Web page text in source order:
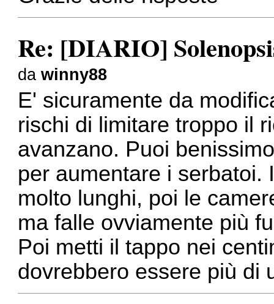
Re: [DIARIO]
dawinny88
E' sicuramente da
rischi di limitare troppo il
avanzano. Puoi
per aumentare i serbatoi.
molto lunghi, poi le
ma falle ovviamente più
Poi metti il tappo nei
dovrebbero essere più di